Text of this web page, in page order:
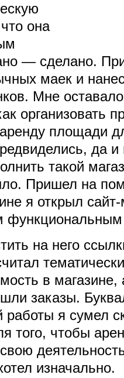
она
— сделано.
маек и
Мне
организовать
площади
да и
такой
Пришел на
я открыл сайт-
на него
в магазине,
заказы.
я сумел
того, чтобы
изначально.